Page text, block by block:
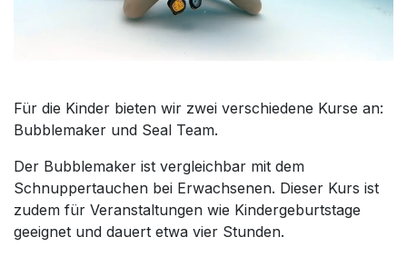
Für die Kinder bieten wir zwei verschiedene Kurse an:
Bubblemaker und Seal Team.
Der Bubblemaker ist vergleichbar mit dem
Schnuppertauchen bei Erwachsenen. Dieser Kurs ist
zudem für Veranstaltungen wie Kindergeburtstage
geeignet und dauert etwa vier Stunden.